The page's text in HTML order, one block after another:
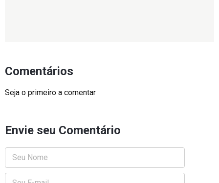
Comentários
Seja o primeiro a comentar
Envie seu Comentário